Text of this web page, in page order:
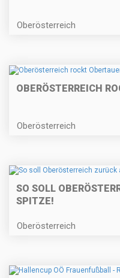
Oberösterreich
OBERÖSTERREICH
Oberösterreich
SO SOLL
SPITZE!
Oberösterreich